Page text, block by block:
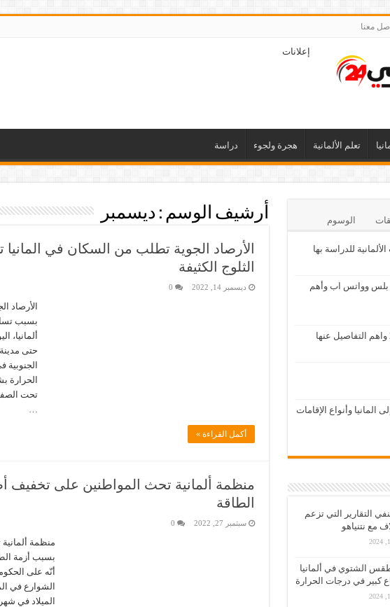
معنا
إعلانات
تعلم الألمانية هجرة ولجوء دراسة
أرشيف الوسم : ديسمبر
الأرصاد الجوية تطلب من السكان في
الثلوج الكثيفة
ديسمبر 14, 2022 0
الأرصاد
بسبب
ألمانيا،
حتى مدينة
تحت
…
أكمل القراءة »
منظمة ألمانية تحث المواطنين على تخفيف
الطاقة
سبتمبر 27, 2022 0
منظمة
أنّه على
الشوارع في
الميلاد في
الوسوم
للدراسة بها
بلس وواتس اب وأهم
وأنواع الإقامات
التقارير التي تزعم
مع نتنياهو
الشتوي في ألمانيا
كبير في درجات الحرارة